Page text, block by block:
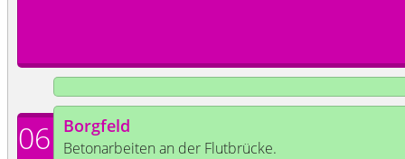
06
Borgfeld
Betonarbeiten an der Flutbrücke.